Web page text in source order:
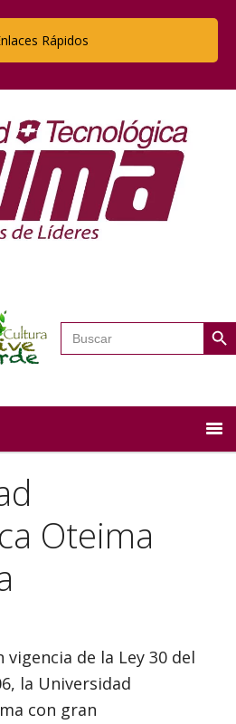
Rápidos
Buscar: Botón
Oteima
vigencia de la Ley 30 del
la Universidad
con gran